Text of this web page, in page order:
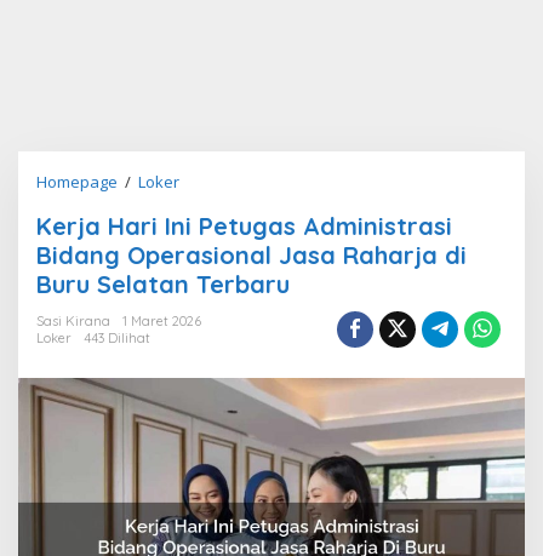
Homepage / LokerKerja
Ini
Petugas
Administrasi
Operasional
Raharja
Buru
Selatan
Terbaru
Kerja Hari Ini Petugas Administrasi
Bidang Operasional Jasa Raharja di
Buru Selatan Terbaru
Sasi Kirana
1 Maret 2026
Loker
443 Dilihat